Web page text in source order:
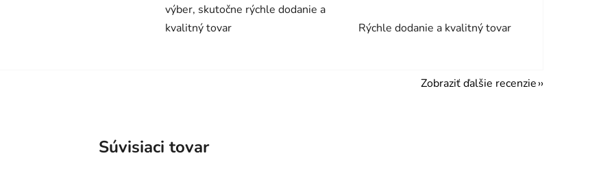
výber, skutočne rýchle dodanie a
kvalitný tovar
Rýchle dodanie a kvalitný tovar
Zobraziť ďalšie recenzie
Súvisiaci tovar